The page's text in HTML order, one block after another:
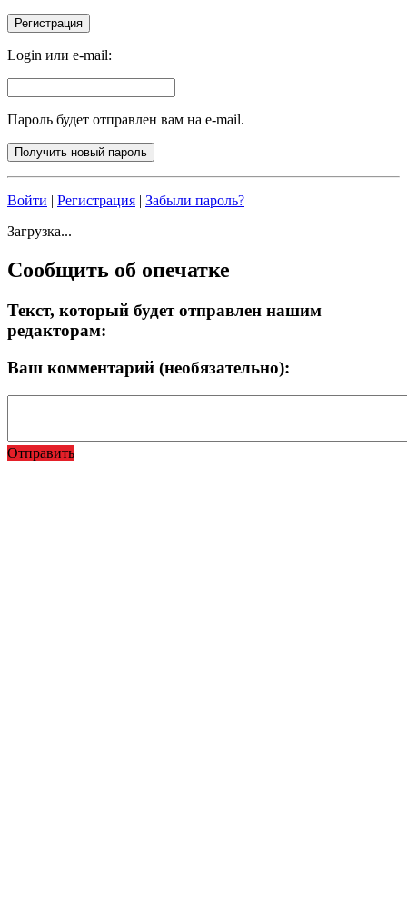
Login или e-mail:
Пароль будет отправлен вам на e-mail.
Войти | Регистрация | Забыли пароль?
Загрузка...
Сообщить об опечатке
Текст, который будет отправлен нашим
редакторам:
Ваш комментарий (необязательно):
Отправить